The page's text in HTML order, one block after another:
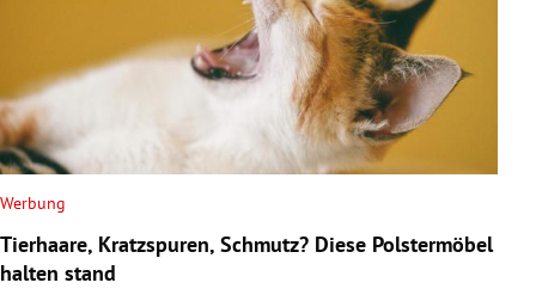
Werbung
Tierhaare, Kratzspuren, Schmutz? Diese Polstermöbel
halten stand